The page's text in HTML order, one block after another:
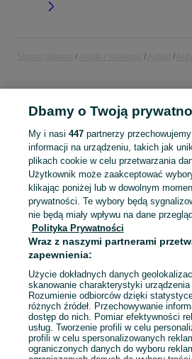
KATEGORIA
Mapa kategorii
Mapa miejscowości
Mapa ministron
Popularne wyszukiwania
Dbamy o Twoją
My i nasi 447partnerzy
informacji na urządzeniu, takich jak
plikach cookie w celu przetwarzania
Użytkownik może zaakceptować
klikając poniżej lub w dowolnym
prywatności. Te wybory będą
nie będą miały wpływu na dane
Polityka Prywatności
Wraz z naszymi partnerami
zapewnienia:
Użycie dokładnych danych
skanowanie charakterystyki
Rozumienie odbiorców dzięki
różnych źródeł. Przechowywanie
dostęp do nich. Pomiar efektywności
usług. Tworzenie profili w celu
profili w celu spersonalizowanych
ograniczonych danych do wyboru